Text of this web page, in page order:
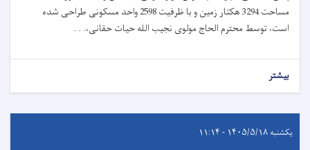
مساحت 3294 هکتار زمین و با ظرفیت 2598 واحد مسکونی طراحی شده
است، توسط محترم الحاج مولوی نجیب الله حیات حقانی،. . .
بیشتر
یکشنبه ۱۴۰۵/۵/۱۸ - ۱۱:۱۴